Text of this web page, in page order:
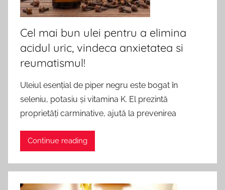
Cel mai bun ulei pentru a elimina
acidul uric, vindeca anxietatea si
reumatismul!
Uleiul esențial de piper negru este bogat în
seleniu, potasiu și vitamina K. El prezintă
proprietăți carminative, ajută la prevenirea
Continue reading